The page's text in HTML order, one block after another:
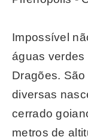
Impossível
águas verdes
Dragões.
diversas
cerrado
metros de